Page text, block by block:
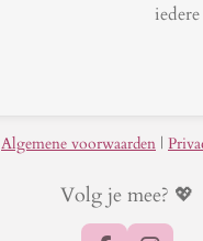
Algemene voorwaarden |
Volg je mee? 💖